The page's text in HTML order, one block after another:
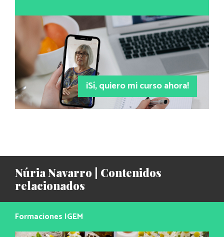
¡Sí, quiero mi curso ahora!
Núria Navarro | Contenidos
relacionados
Formaciones IGEM